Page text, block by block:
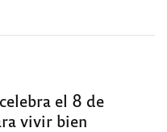
el 8 de
vivir bien